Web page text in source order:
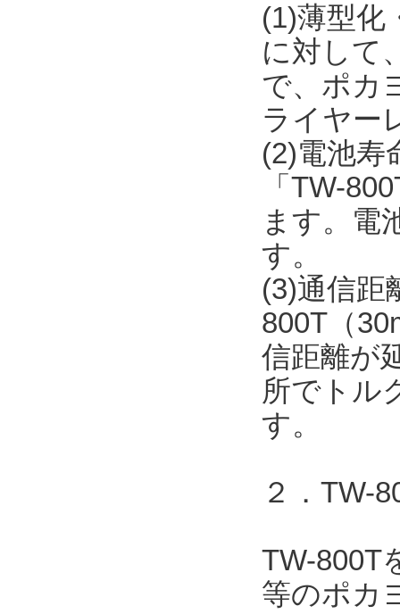
(1)薄型化
に対して
で、ポカ
ライヤー
(2)電池寿
「TW-
ます。電
す。
(3)通信距
800T（
信距離が
所でトル
す。
２．TW-
TW-800T
等のポカ